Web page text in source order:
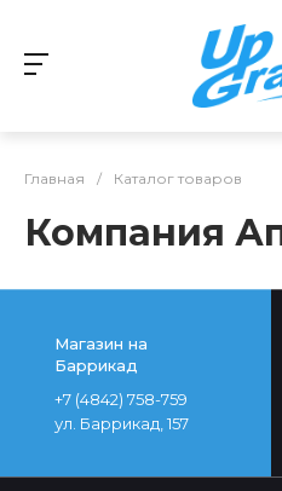
Главная / Каталог товаров
Компания
Магазин на
Баррикад
+7 (4842) 758-759
ул. Баррикад, 157